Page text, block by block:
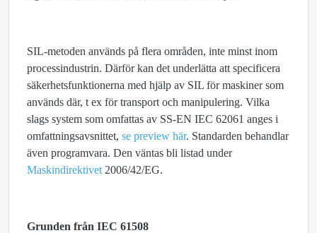
SIL-metoden används på flera områden, inte minst inom
processindustrin. Därför kan det underlätta att specificera
säkerhetsfunktionerna med hjälp av SIL för maskiner som
används där, t ex för transport och manipulering. Vilka
slags system som omfattas av SS-EN IEC 62061 anges i
omfattningsavsnittet, se preview här. Standarden behandlar
även programvara. Den väntas bli listad under
Maskindirektivet 2006/42/EG.
Grunden från IEC 61508